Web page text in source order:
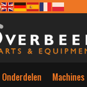
Onderdelen Machines